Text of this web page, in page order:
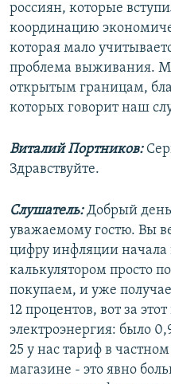
россиян, которые
координацию
которая мало
проблема выживания.
открытым границам,
которых говорит наш
Виталий Портников:
Здравствуйте.
Слушатель:Добрый
уважаемому гостю. Вы
цифру инфляции начала
калькулятором просто
покупаем, и уже
12 процентов, вот за
электроэнергия: было
25 у нас тариф в
магазине - это явно